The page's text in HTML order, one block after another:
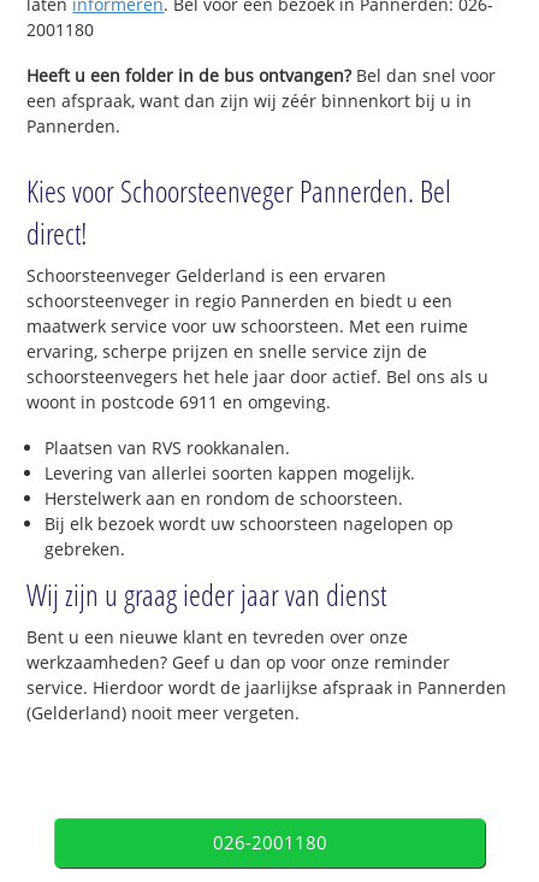
2001180
Heeft u een folder in de bus ontvangen?Bel dan snel voor
een afspraak, want dan zijn wij zéér binnenkort bij u in
Pannerden.
Kies voor Schoorsteenveger Pannerden. Bel
direct!
Schoorsteenveger Gelderland is een ervaren
schoorsteenveger in regio Pannerden en biedt u een
maatwerk service voor uw schoorsteen. Met een ruime
ervaring, scherpe prijzen en snelle service zijn de
schoorsteenvegers het hele jaar door actief. Bel ons als u
woont in postcode 6911 en omgeving.
Plaatsen van RVS rookkanalen.
Levering van allerlei soorten kappen mogelijk.
Herstelwerk aan en rondom de schoorsteen.
Bij elk bezoek wordt uw schoorsteen nagelopen op
gebreken.
Wij zijn u graag ieder jaar van dienst
Bent u een nieuwe klant en tevreden over onze
werkzaamheden? Geef u dan op voor onze reminder
service. Hierdoor wordt de jaarlijkse afspraak in Pannerden
(Gelderland) nooit meer vergeten.
026-2001180